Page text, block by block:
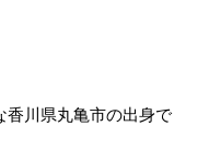
香川県丸亀市の出身で